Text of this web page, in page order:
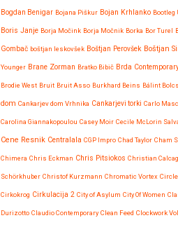
Bogdan Benigar Bojana Piškur Bojan Krhlanko Bootleg
Boris Janje Borja Močink Borja Močnik Borka Bor Turel
Gombač boštjan leskovšek Boštjan Perovšek Boštjan
Younger Brane Zorman Bratko Bibič Brda
Brodie West Bruit Bruit Asso Burkhard Beins Bálint
dom Cankarjev dom Vrhnika Cankarjevi torki Carlo
Carolina Giannakopoulou Casey Moir Cecile McLorin
Cene Resnik Centralala CGP Impro Chad Taylor Cham
Chimera Chris Eckman Chris Pitsiokos Christian
Schörkhuber Christof Kurzmann Chromatic Vortex
Cirkokrog Cirkulacija 2 City of Asylum City Of Women
Durizotto Claudio Contemporary Clean Feed Clockwork